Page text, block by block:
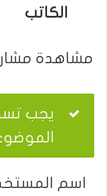
الكاتب
مشاهدة
يجب
اسم